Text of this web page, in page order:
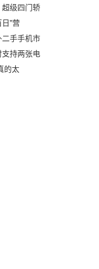
级四门轿
”营
手手机市
持两张电
的太